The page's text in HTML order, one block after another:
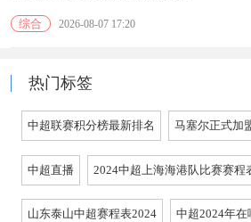
综合 2026-08-07 17:20
热门标签
中超联赛积分榜最新排名 马塞尔正式加
中超直播 2024中超上海海港队比赛赛程
山东泰山中超赛程表2024 中超2024年在